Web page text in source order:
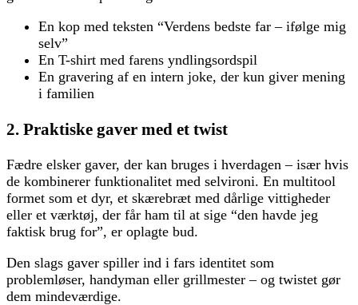
En kop med teksten “Verdens bedste far – ifølge mig
selv”
En T-shirt med farens yndlingsordspil
En gravering af en intern joke, der kun giver mening
i familien
2. Praktiske gaver med et twist
Fædre elsker gaver, der kan bruges i hverdagen – især hvis
de kombinerer funktionalitet med selvironi. En multitool
formet som et dyr, et skærebræt med dårlige vittigheder
eller et værktøj, der får ham til at sige “den havde jeg
faktisk brug for”, er oplagte bud.
Den slags gaver spiller ind i fars identitet som
problemløser, handyman eller grillmester – og twistet gør
dem mindeværdige.